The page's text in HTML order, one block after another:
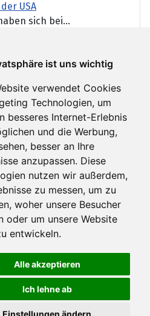
ist uns wichtig
verwendet Cookies
Technologien, um
besseres Internet-Erlebnis
und die Werbung,
besser an Ihre
anzupassen. Diese
nutzen wir außerdem,
zu messen, um zu
woher unsere Besucher
oder um unsere Website
entwickeln.
Alle akzeptieren
Ich lehne ab
Einstellungen ändern
USA
sich bei...
von Bahnmanagern an
auf Demenz-
brauchen...
Drohnen-Vorfall
British Columbia ruft
Notstand aus
starke Winde...